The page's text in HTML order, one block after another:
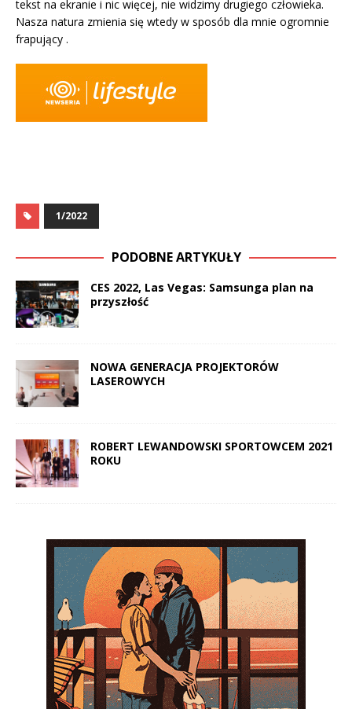
tekst na ekranie i nic więcej, nie widzimy drugiego człowieka.
Nasza natura zmienia się wtedy w sposób dla mnie ogromnie
frapujący .
1/2022
PODOBNE ARTYKUŁY
CES 2022, Las Vegas: Samsunga plan na
przyszłość
NOWA GENERACJA PROJEKTORÓW
LASEROWYCH
ROBERT LEWANDOWSKI SPORTOWCEM 2021
ROKU